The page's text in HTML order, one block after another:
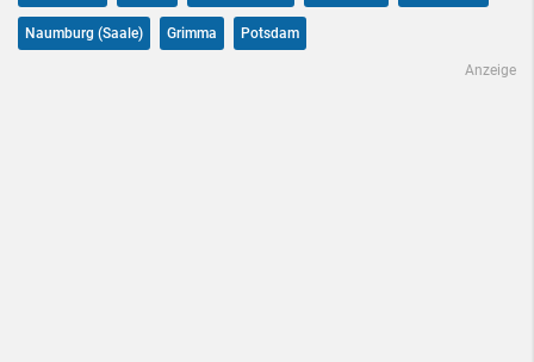
Naumburg (Saale) Grimma Potsdam
Anzeige